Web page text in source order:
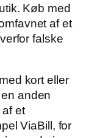
Køb med
af et
falske
kort eller
anden
et
ViaBill, for